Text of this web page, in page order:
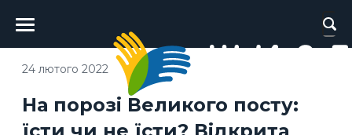
Головне
меню
На порозі Великого посту:
24 лютого 2022